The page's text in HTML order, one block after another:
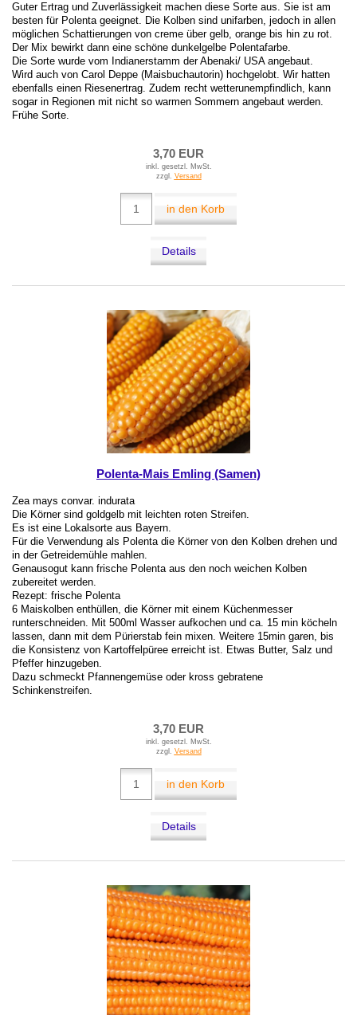
Guter Ertrag und Zuverlässigkeit machen diese Sorte aus. Sie ist am
besten für Polenta geeignet. Die Kolben sind unifarben, jedoch in allen
möglichen Schattierungen von creme über gelb, orange bis hin zu rot.
Der Mix bewirkt dann eine schöne dunkelgelbe Polentafarbe.
Die Sorte wurde vom Indianerstamm der Abenaki/ USA angebaut.
Wird auch von Carol Deppe (Maisbuchautorin) hochgelobt. Wir hatten
ebenfalls einen Riesenertrag. Zudem recht wetterunempfindlich, kann
sogar in Regionen mit nicht so warmen Sommern angebaut werden.
Frühe Sorte.
3,70 EUR
inkl. gesetzl. MwSt.
zzgl. Versand
in den Korb
Details
Polenta-Mais Emling (Samen)
Zea mays convar. indurata
Die Körner sind goldgelb mit leichten roten Streifen.
Es ist eine Lokalsorte aus Bayern.
Für die Verwendung als Polenta die Körner von den Kolben drehen und
in der Getreidemühle mahlen.
Genausogut kann frische Polenta aus den noch weichen Kolben
zubereitet werden.
Rezept: frische Polenta
6 Maiskolben enthüllen, die Körner mit einem Küchenmesser
runterschneiden. Mit 500ml Wasser aufkochen und ca. 15 min köcheln
lassen, dann mit dem Pürierstab fein mixen. Weitere 15min garen, bis
die Konsistenz von Kartoffelpüree erreicht ist. Etwas Butter, Salz und
Pfeffer hinzugeben.
Dazu schmeckt Pfannengemüse oder kross gebratene
Schinkenstreifen.
3,70 EUR
inkl. gesetzl. MwSt.
zzgl. Versand
in den Korb
Details